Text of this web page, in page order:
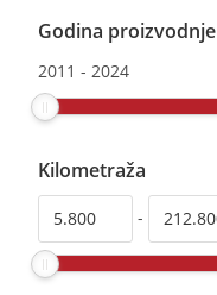
Godina proizvodnje
2011 - 2024
Kilometraža
-